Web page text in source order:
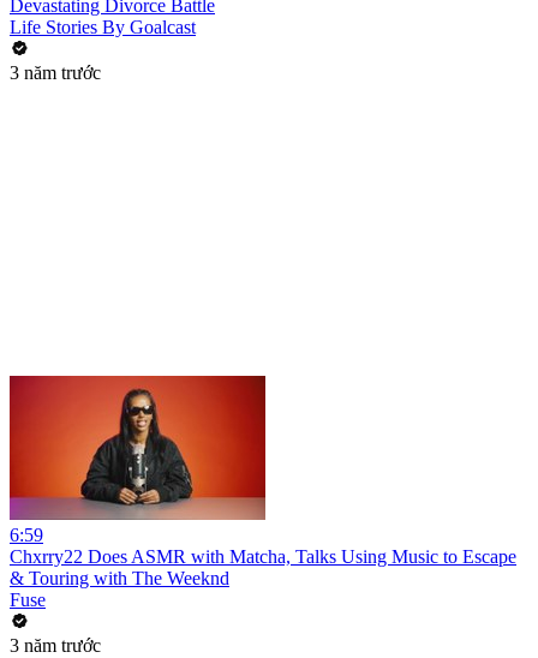
Devastating Divorce Battle
Life Stories By Goalcast
3 năm trước
6:59
Chxrry22 Does ASMR with Matcha, Talks Using Music to Escape
& Touring with The Weeknd
Fuse
3 năm trước